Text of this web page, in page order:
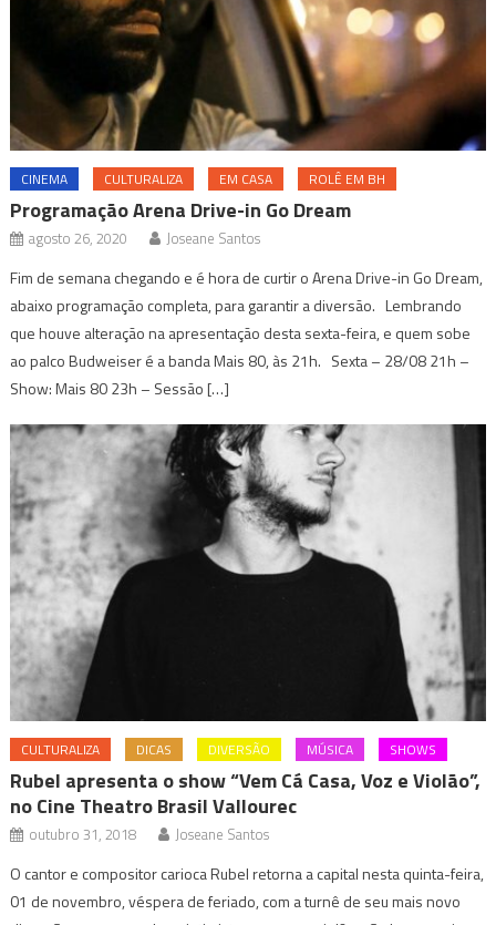
CINEMA CULTURALIZA EM CASA ROLÊ EM BH
Programação Arena Drive-in Go Dream
agosto 26, 2020 Joseane Santos
Fim de semana chegando e é hora de curtir o Arena Drive-in Go Dream,
abaixo programação completa, para garantir a diversão. Lembrando
que houve alteração na apresentação desta sexta-feira, e quem sobe
ao palco Budweiser é a banda Mais 80, às 21h. Sexta – 28/08 21h –
Show: Mais 80 23h – Sessão […]
CULTURALIZA DICAS DIVERSÃO MÚSICA SHOWS
Rubel apresenta o show “Vem Cá Casa, Voz e Violão”,
no Cine Theatro Brasil Vallourec
outubro 31, 2018 Joseane Santos
O cantor e compositor carioca Rubel retorna a capital nesta quinta-feira,
01 de novembro, véspera de feriado, com a turnê de seu mais novo